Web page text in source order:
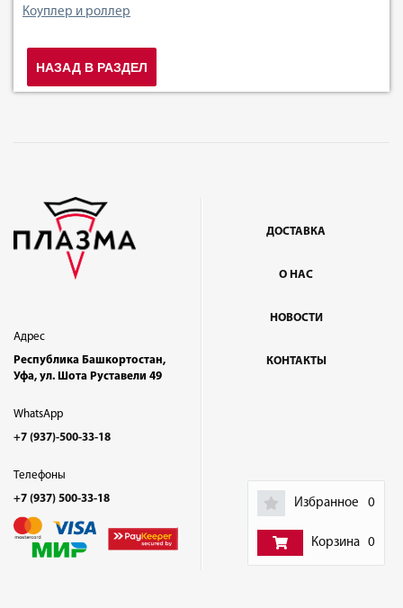
Избранное 0
Корзина 0
Коуплер и роллер
НАЗАД В РАЗДЕЛ
Адрес
Республика Башкортостан,
Уфа, ул. Шота Руставели 49
WhatsApp
+7 (937)-500-33-18
Телефоны
+7 (937) 500-33-18
ДОСТАВКА
О НАС
НОВОСТИ
КОНТАКТЫ